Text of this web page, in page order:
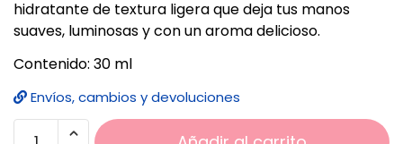
hidratante de textura ligera que deja tus manos
suaves, luminosas y con un aroma delicioso.
Contenido: 30 ml
Envíos, cambios y devoluciones